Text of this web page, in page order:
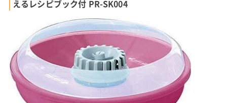
えるレシピブック付 PR-SK004